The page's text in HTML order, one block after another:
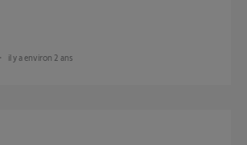
il y a environ 2 ans